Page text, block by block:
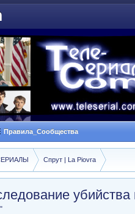
Правила_Сообщества
Спрут | La Piovra
убийства